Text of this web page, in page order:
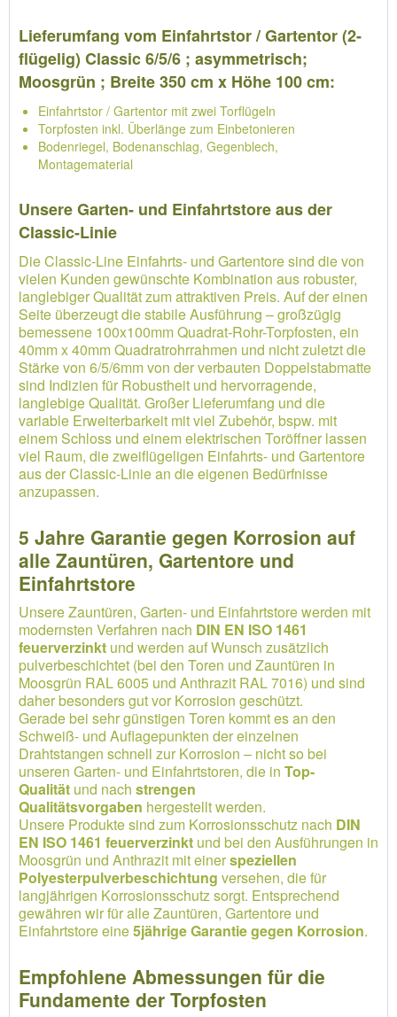
Lieferumfang vom Einfahrtstor / Gartentor (2-
flügelig) Classic 6/5/6 ; asymmetrisch;
Moosgrün ; Breite 350 cm x Höhe 100 cm:
Einfahrtstor / Gartentor mit zwei Torflügeln
Torpfosten inkl. Überlänge zum Einbetonieren
Bodenriegel, Bodenanschlag, Gegenblech,
Montagematerial
Unsere Garten- und Einfahrtstore aus der
Classic-Linie
Die Classic-Line Einfahrts- und Gartentore sind die von
vielen Kunden gewünschte Kombination aus robuster,
langlebiger Qualität zum attraktiven Preis. Auf der einen
Seite überzeugt die stabile Ausführung – großzügig
bemessene 100x100mm Quadrat-Rohr-Torpfosten, ein
40mm x 40mm Quadratrohrrahmen und nicht zuletzt die
Stärke von 6/5/6mm von der verbauten Doppelstabmatte
sind Indizien für Robustheit und hervorragende,
langlebige Qualität. Großer Lieferumfang und die
variable Erweiterbarkeit mit viel Zubehör, bspw. mit
einem Schloss und einem elektrischen Toröffner lassen
viel Raum, die zweiflügeligen Einfahrts- und Gartentore
aus der Classic-Linie an die eigenen Bedürfnisse
anzupassen.
5 Jahre Garantie gegen Korrosion auf
alle Zauntüren, Gartentore und
Einfahrtstore
Unsere Zauntüren, Garten- und Einfahrtstore werden mit
modernsten Verfahren nach DIN EN ISO 1461
feuerverzinkt und werden auf Wunsch zusätzlich
pulverbeschichtet (bei den Toren und Zauntüren in
Moosgrün RAL 6005 und Anthrazit RAL 7016) und sind
daher besonders gut vor Korrosion geschützt.
Gerade bei sehr günstigen Toren kommt es an den
Schweiß- und Auflagepunkten der einzelnen
Drahtstangen schnell zur Korrosion – nicht so bei
unseren Garten- und Einfahrtstoren, die in Top-
Qualität und nach strengen
Qualitätsvorgaben hergestellt werden.
Unsere Produkte sind zum Korrosionsschutz nach DIN
EN ISO 1461 feuerverzinkt und bei den Ausführungen in
Moosgrün und Anthrazit mit einerspeziellen
Polyesterpulverbeschichtung versehen, die für
langjährigen Korrosionsschutz sorgt. Entsprechend
gewähren wir für alle Zauntüren, Gartentore und
Einfahrtstore eine5jährige Garantie gegen Korrosion.
Empfohlene Abmessungen für die
Fundamente der Torpfosten